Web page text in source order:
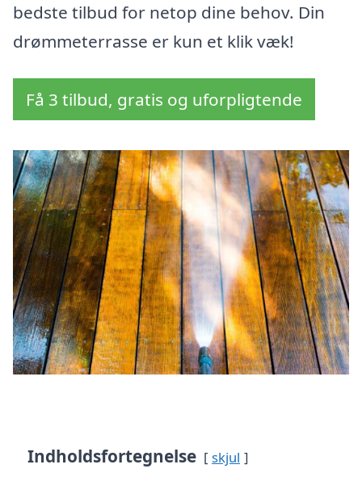
bedste tilbud for netop dine behov. Din
drømmeterrasse er kun et klik væk!
Få 3 tilbud, gratis og uforpligtende
Indholdsfortegnelse skjul